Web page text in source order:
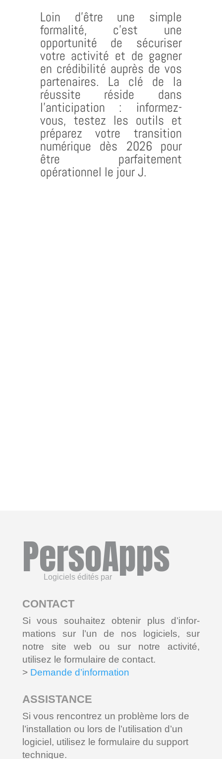
Loin d’être une simple
formalité, c’est une
opportunité de sécuriser
votre activité et de gagner
en crédibilité auprès de vos
partenaires. La clé de la
réussite réside dans
l’anticipation : informez-
vous, testez les outils et
préparez votre transition
numérique dès 2026 pour
être parfaitement
opérationnel le jour J.
PersoApps
Logiciels édités par
CONTACT
Si vous souhaitez obtenir plus d’infor-
mations sur l’un de nos logiciels, sur
notre site web ou sur notre activité,
utilisez le formulaire de contact.
> Demande d’information
ASSISTANCE
Si vous rencontrez un problème lors de
l’installation ou lors de l’utilisation d’un
logiciel, utilisez le formulaire du support
technique.